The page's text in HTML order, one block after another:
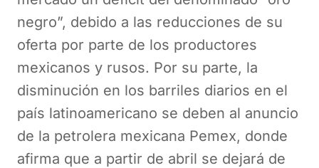
negro”, debido a las reducciones de su
oferta por parte de los productores
mexicanos y rusos. Por su parte, la
disminución en los barriles diarios en el
país latinoamericano se deben al anuncio
de la petrolera mexicana Pemex, donde
afirma que a partir de abril se dejará de